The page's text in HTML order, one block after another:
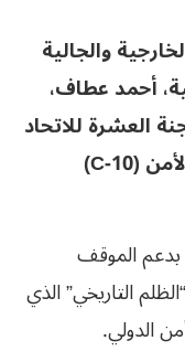
والجالية
أحمد عطاف،
العشرة للاتحاد
الإفريقي المعنية بإصلاح مجلس الأمن (C-10)
بدعم الموقف
التاريخي” الذي
الدولي.